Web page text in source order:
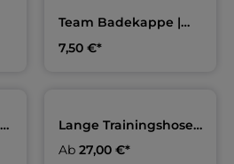
Team Badekappe |
Vorbestellung
7,50 €*
Lange Trainingshose
Kids | AWV 09
Ab 27,00 €*